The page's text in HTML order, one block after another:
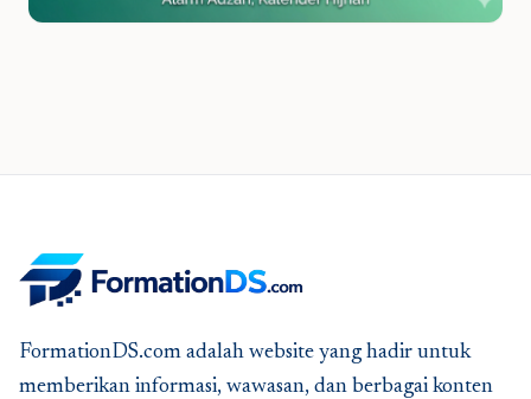
FormationDS.com adalah website yang hadir untuk
memberikan informasi, wawasan, dan berbagai konten